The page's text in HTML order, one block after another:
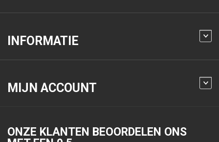
INFORMATIE
MIJN ACCOUNT
ONZE KLANTEN BEOORDELEN ONS